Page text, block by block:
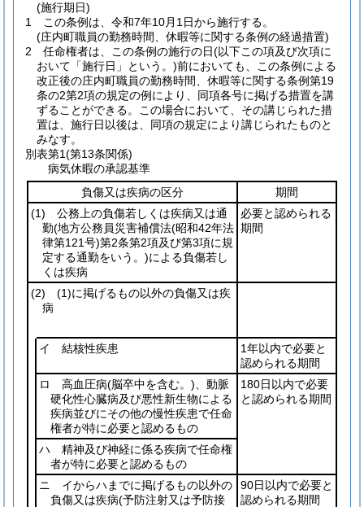
(施行期日)
1
この条例は、令和7年10月1日から施行する。
(庄内町職員の勤務時間、休暇等に関する条例の経過措置)
2
任命権者は、この条例の施行の日(以下この項及び次項に
おいて「施行日」という。)前においても、この条例による
改正後の庄内町職員の勤務時間、休暇等に関する条例第19
条の2第2項の規定の例により、同項各号に掲げる措置を講
ずることができる。
この場合において、その講じられた措
置は、施行日以後は、同項の規定により講じられたものと
みなす。
別表第1(第13条関係)
病気休暇の承認基準
負傷又は疾病の区分
期間
(1) 公務上の負傷若しくは疾病又は通
勤(地方公務員災害補償法(昭和42年法
律第121号)第2条第2項及び第3項に規
定する通勤をいう。)による負傷若し
くは疾病
必要と認められる
期間
(2) (1)に掲げるもの以外の負傷又は疾
病
イ 結核性疾患
1年以内で必要と
認められる期間
ロ 高血圧病(脳卒中を含む。) 、動脈
硬化性心臓病及び悪性新生物による
疾病並びにその他の慢性疾患で任命
権者が特に必要と認めるもの
180日以内で必要
と認められる期間
ハ 精神及び神経に係る疾病で任命権
者が特に必要と認めるもの
ニ イからハまでに掲げるもの以外の
負傷又は疾病(予防注射又は予防接
90日以内で必要と
認められる期間